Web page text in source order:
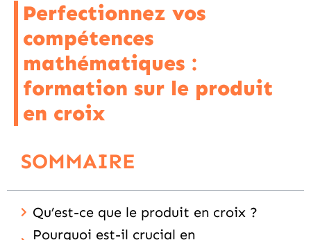
Perfectionnez vos
compétences
mathématiques :
formation sur le produit
en croix
SOMMAIRE
Qu’est-ce que le produit en croix ?
Pourquoi est-il crucial en